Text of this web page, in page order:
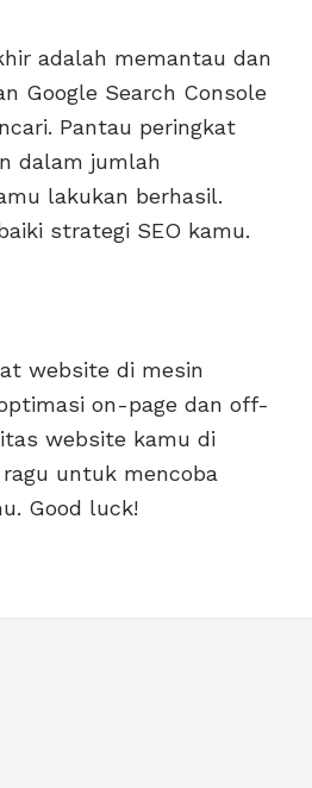
adalah memantau dan
Google Search Console
Pantau peringkat
dalam jumlah
lakukan berhasil.
strategi SEO kamu.
website di mesin
on-page dan off-
website kamu di
untuk mencoba
Good luck!